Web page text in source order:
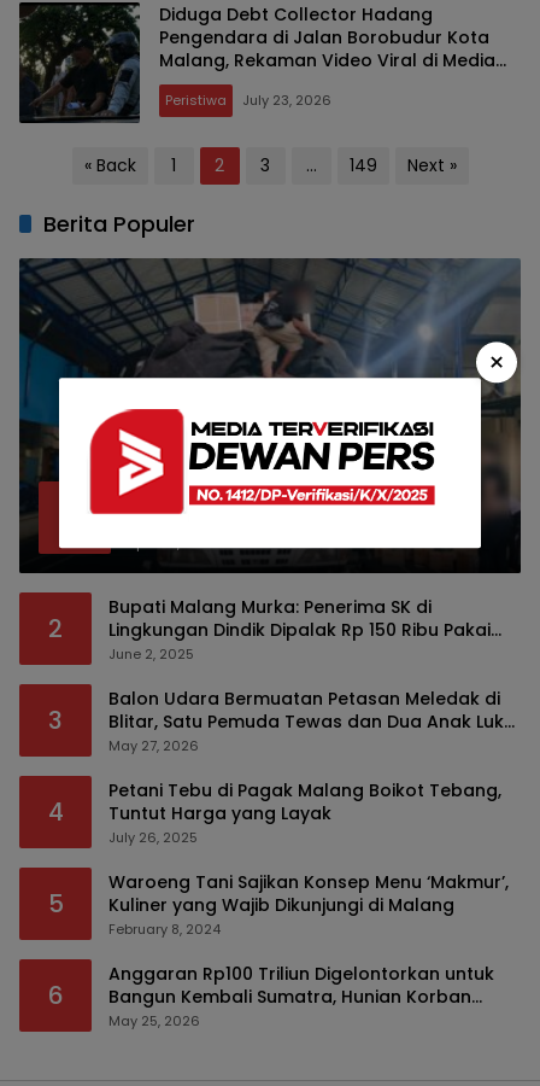
Diduga Debt Collector Hadang
Pengendara di Jalan Borobudur Kota
Malang, Rekaman Video Viral di Media
Sosial
Peristiwa July 23, 2026
Posts« Back 1 2 3 … 149 Next »
Berita Populer
Bea Cukai Malang Sita 172 Ribu Batang
Rokok Ilegal Bermodus Kemasan Sabun
April 22, 2026
2
Bupati Malang Murka: Penerima SK di
Lingkungan Dindik Dipalak Rp 150 Ribu Pakai
Modus Tumpengan, KPK Turut Pantau
June 2, 2025
3
Balon Udara Bermuatan Petasan Meledak di
Blitar, Satu Pemuda Tewas dan Dua Anak Luka
Serius
May 27, 2026
4
Petani Tebu di Pagak Malang Boikot Tebang,
Tuntut Harga yang Layak
July 26, 2025
5
Waroeng Tani Sajikan Konsep Menu ‘Makmur’,
Kuliner yang Wajib Dikunjungi di Malang
February 8, 2024
6
Anggaran Rp100 Triliun Digelontorkan untuk
Bangun Kembali Sumatra, Hunian Korban
Bencana Bakal Difokuskan
May 25, 2026
×